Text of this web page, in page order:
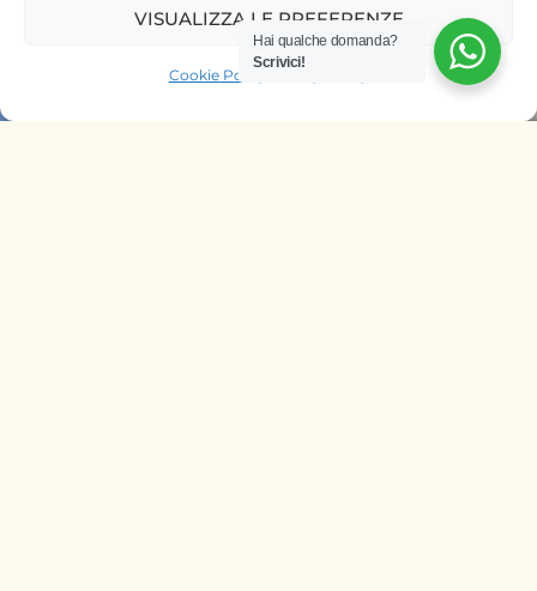
VISUALIZZA LE PREFERENZE
Cookie Policy
CONTATTACI
Hai qualche domanda?
Scrivici!